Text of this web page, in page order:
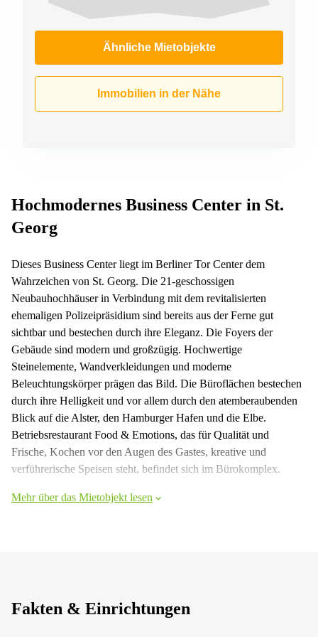
Ähnliche Mietobjekte
Immobilien in der Nähe
Hochmodernes Business Center in St.
Georg
Dieses Business Center liegt im Berliner Tor Center dem
Wahrzeichen von St. Georg. Die 21-geschossigen
Neubauhochhäuser in Verbindung mit dem revitalisierten
ehemaligen Polizeipräsidium sind bereits aus der Ferne gut
sichtbar und bestechen durch ihre Eleganz. Die Foyers der
Gebäude sind modern und großzügig. Hochwertige
Steinelemente, Wandverkleidungen und moderne
Beleuchtungskörper prägen das Bild. Die Büroflächen bestechen
durch ihre Helligkeit und vor allem durch den atemberaubenden
Blick auf die Alster, den Hamburger Hafen und die Elbe.
Betriebsrestaurant Food & Emotions, das für Qualität und
Frische, Kochen vor den Augen des Gastes, kreative und
verführerische Speisen steht, befindet sich im Bürokomplex.
Mehr über das Mietobjekt lesen
Fakten & Einrichtungen